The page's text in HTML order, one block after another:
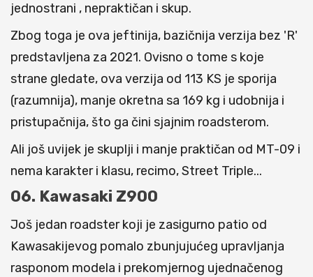
jednostrani , nepraktičan i skup.
Zbog toga je ova jeftinija, bazičnija verzija bez 'R'
predstavljena za 2021. Ovisno o tome s koje
strane gledate, ova verzija od 113 KS je sporija
(razumnija), manje okretna sa 169 kg i udobnija i
pristupačnija, što ga čini sjajnim roadsterom.
Ali još uvijek je skuplji i manje praktičan od MT-09 i
nema karakter i klasu, recimo, Street Triple...
06. Kawasaki Z900
Još jedan roadster koji je zasigurno patio od
Kawasakijevog pomalo zbunjujućeg upravljanja
rasponom modela i prekomjernog ujednačenog